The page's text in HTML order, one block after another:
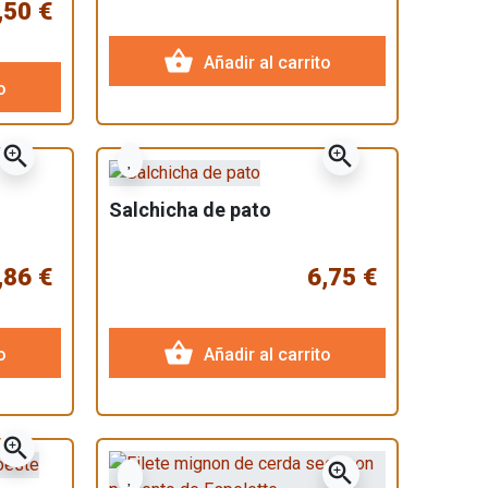
€
shopping_basket Añadir al carrito
zoom_in
€
zoom_in
Salchicha de pato
6,75 €
shopping_basket Añadir al carrito
zoom_in
zoom_in